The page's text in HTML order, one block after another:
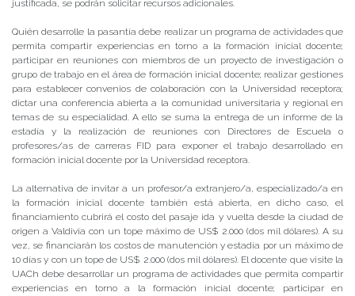
justificada, se podrán solicitar recursos adicionales.
Quién desarrolle la pasantía debe realizar un programa de actividades que
permita compartir experiencias en torno a la formación inicial docente;
participar en reuniones con miembros de un proyecto de investigación o
grupo de trabajo en el área de formación inicial docente; realizar gestiones
para establecer convenios de colaboración con la Universidad receptora;
dictar una conferencia abierta a la comunidad universitaria y regional en
temas de su especialidad. A ello se suma la entrega de un informe de la
estadía y la realización de reuniones con Directores de Escuela o
profesores/as de carreras FID para exponer el trabajo desarrollado en
formación inicial docente por la Universidad receptora.
La alternativa de invitar a un profesor/a extranjero/a, especializado/a en
la formación inicial docente también está abierta, en dicho caso, el
financiamiento cubrirá el costo del pasaje ida y vuelta desde la ciudad de
origen a Valdivia con un tope máximo de US$ 2.000 (dos mil dólares). A su
vez, se financiarán los costos de manutención y estadía por un máximo de
10 días y con un tope de US$ 2.000 (dos mil dólares). El docente que visite la
UACh debe desarrollar un programa de actividades que permita compartir
experiencias en torno a la formación inicial docente; participar en